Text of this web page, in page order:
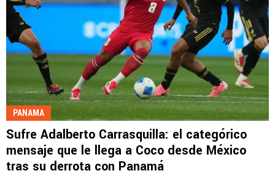
PANAMA
Sufre Adalberto Carrasquilla: el categórico
mensaje que le llega a Coco desde México
tras su derrota con Panamá